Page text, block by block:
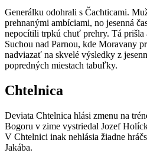
Generálku odohrali s Čachticami.
prehnanými ambíciami, no jesenná
nepocítili trpkú chuť prehry. Tá prišla
Suchou nad Parnou, kde Moravany
nadviazať na skvelé výsledky z
popredných miestach tabuľky.
Chtelnica
Deviata Chtelnica hlási zmenu na
Bogoru v zime vystriedal Jozef
V Chtelnici inak nehlásia žiadne
Jakába.